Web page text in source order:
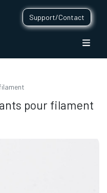
Support/Contact
pour filament